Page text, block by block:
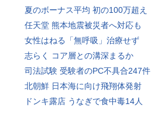
夏のボーナス平均 初の100万超え
任天堂 熊本地震被災者へ対応も
女性はねる「無呼吸」治療せず
志らく コア層との溝深まるか
司法試験 受験者のPC不具合247件
北朝鮮 日本海に向け飛翔体発射
ドンキ露店 うなぎで食中毒14人